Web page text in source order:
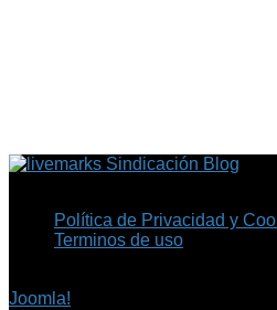
Sindicación Blog
Política de Privacidad y
Terminos de uso
Joomla!